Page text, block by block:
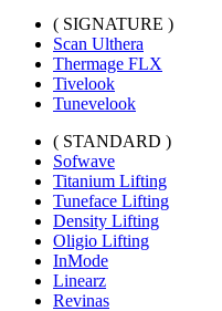
( SIGNATURE )
Scan Ulthera
Thermage FLX
Tivelook
Tunevelook
( STANDARD )
Sofwave
Titanium Lifting
Tuneface Lifting
Density Lifting
Oligio Lifting
InMode
Linearz
Revinas